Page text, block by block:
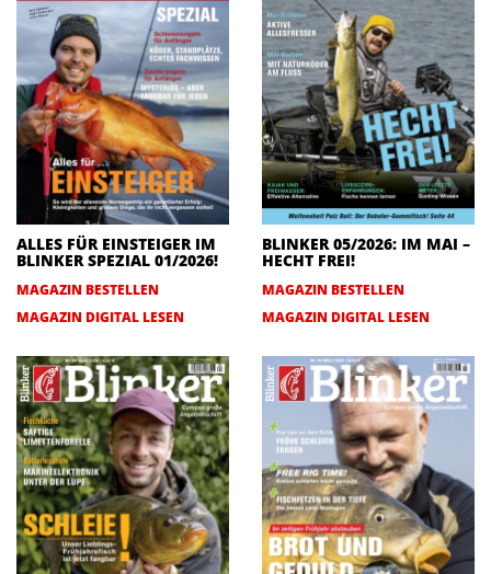
ALLES FÜR EINSTEIGER IM
BLINKER SPEZIAL 01/2026!
MAGAZIN BESTELLEN
MAGAZIN DIGITAL LESEN
BLINKER 05/2026: IM MAI –
HECHT FREI!
MAGAZIN BESTELLEN
MAGAZIN DIGITAL LESEN